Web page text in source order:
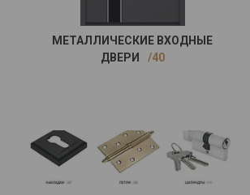
МЕТАЛЛИЧЕСКИЕ ВХОДНЫЕ
ДВЕРИ
40